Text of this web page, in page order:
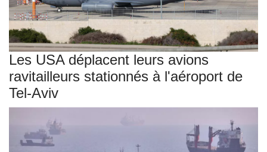
Les USA déplacent leurs avions
ravitailleurs stationnés à l'aéroport de
Tel-Aviv